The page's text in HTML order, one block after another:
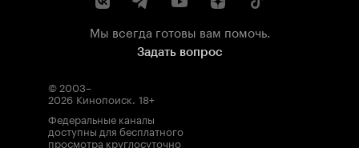
Мы всегда готовы вам помочь.
Задать вопрос
© 2003–
2026 Кинопоиск. 18+
Федеральные каналы
доступны для бесплатного
просмотра круглосуточно